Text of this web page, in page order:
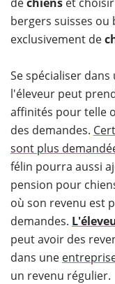
bergers suisses
exclusivement de
Se spécialiser
l'éleveur peut
affinités pour telle
des demandes.
sont plus
félin pourra aussi
pension pour
où son revenu est
demandes.
peut avoir des
dans une
un revenu régulier.